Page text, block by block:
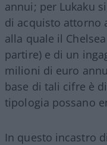
annui; per Lukaku
di acquisto attorno
alla quale il
partire) e di un
milioni di euro
base di tali cifre è
tipologia possano
In questo incastro